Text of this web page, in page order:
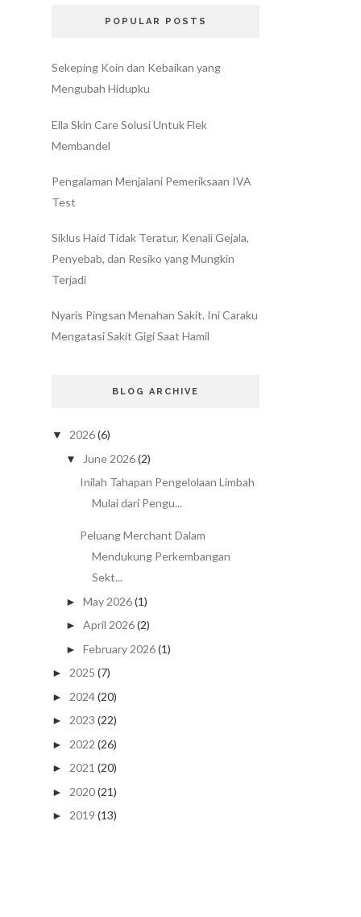
POPULAR POSTS
Sekeping Koin dan Kebaikan yang
Mengubah Hidupku
Ella Skin Care Solusi Untuk Flek
Membandel
Pengalaman Menjalani Pemeriksaan IVA
Test
Siklus Haid Tidak Teratur, Kenali Gejala,
Penyebab, dan Resiko yang Mungkin
Terjadi
Nyaris Pingsan Menahan Sakit. Ini Caraku
Mengatasi Sakit Gigi Saat Hamil
BLOG ARCHIVE
▼ 2026(6)
▼ June 2026(2)
Inilah Tahapan Pengelolaan Limbah
Mulai dari Pengu...
Peluang Merchant Dalam
Mendukung Perkembangan
Sekt...
► May 2026(1)
► April 2026(2)
► February 2026(1)
► 2025 (7)
► 2024(20)
► 2023 (22)
► 2022 (26)
► 2021 (20)
► 2020(21)
► 2019 (13)